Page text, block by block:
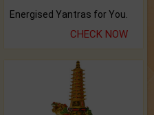
Energised Yantras for You.
CHECK NOW